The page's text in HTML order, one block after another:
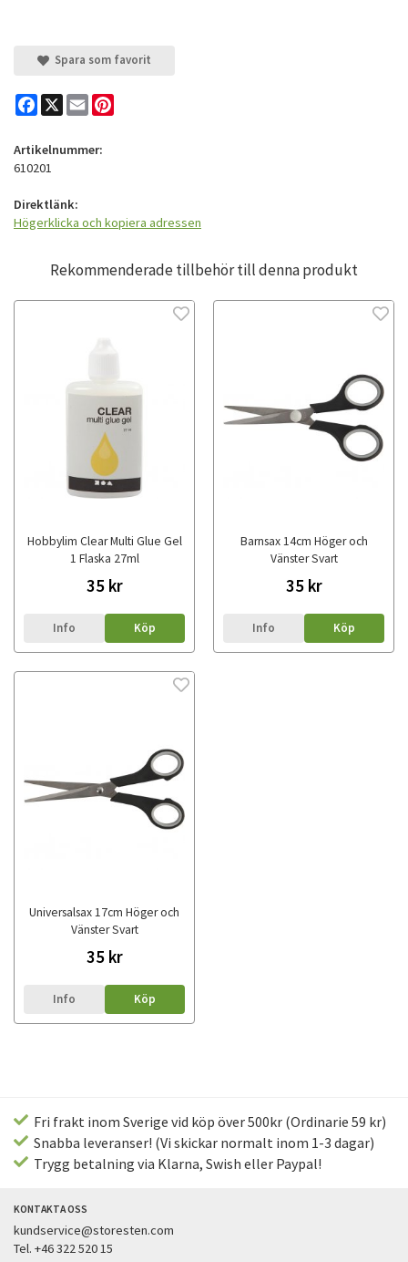
Spara som favorit
Facebook
X Email
Artikelnummer:
610201
Direktlänk:
Högerklicka och kopiera adressen
Rekommenderade tillbehör till denna produkt
Hobbylim Clear Multi Glue Gel
1 Flaska 27ml
35 kr
Info Köp
Barnsax 14cm Höger och
Vänster Svart
35 kr
Info Köp
Universalsax 17cm Höger och
Vänster Svart
35 kr
Info Köp
Fri frakt inom Sverige vid köp över 500kr (Ordinarie 59 kr)
Snabba leveranser! (Vi skickar normalt inom 1-3 dagar)
Trygg betalning via Klarna, Swish eller Paypal!
KONTAKTA OSS
kundservice@storesten.com
Tel. +46 322 520 15